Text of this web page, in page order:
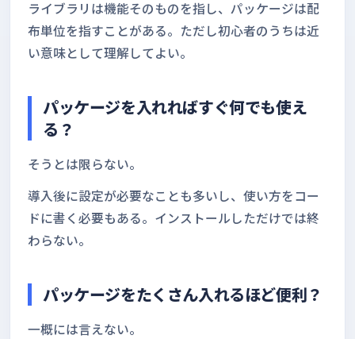
ライブラリは機能そのものを指し、パッケージは配
布単位を指すことがある。ただし初心者のうちは近
い意味として理解してよい。
パッケージを入れればすぐ何でも使え
る？
そうとは限らない。
導入後に設定が必要なことも多いし、使い方をコー
ドに書く必要もある。インストールしただけでは終
わらない。
パッケージをたくさん入れるほど便利？
一概には言えない。